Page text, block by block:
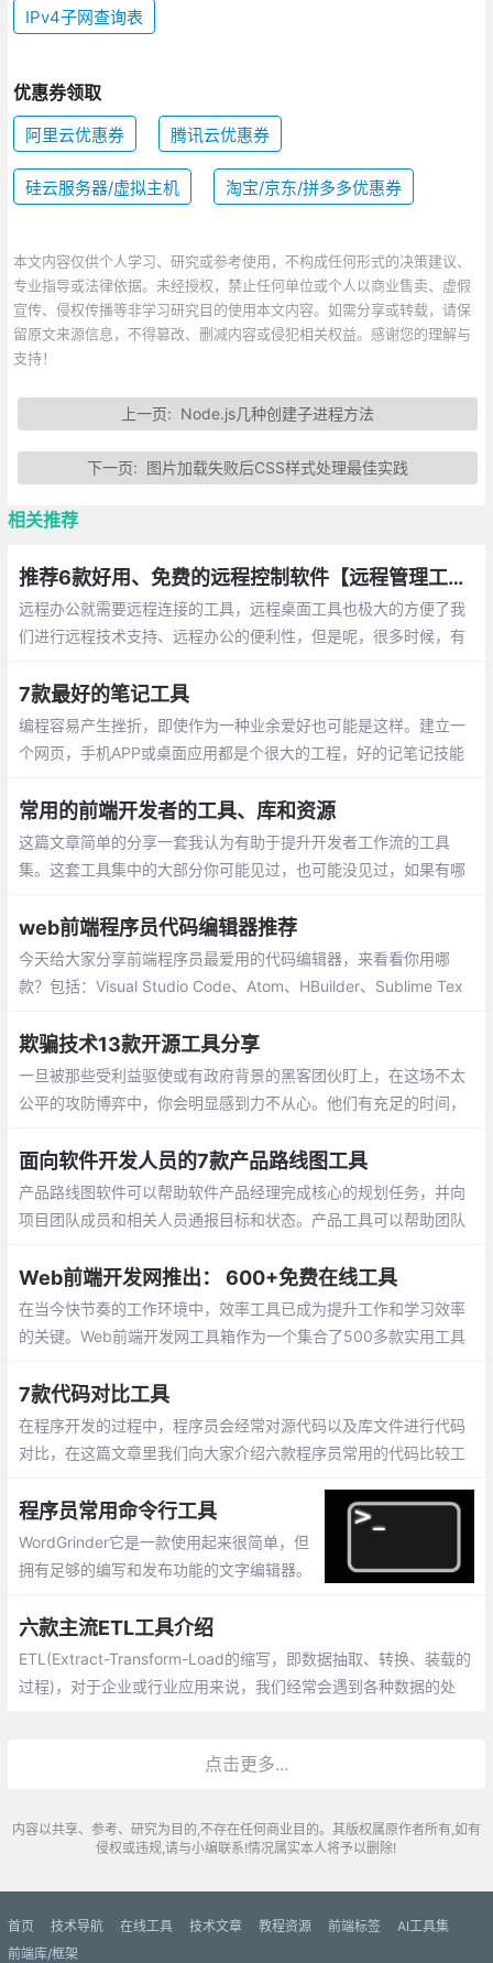
IPv4子网查询表
优惠券领取
阿里云优惠券 腾讯云优惠券
硅云服务器/虚拟主机 淘宝/京东/拼多多优惠券
本文内容仅供个人学习、研究或参考使用，不构成任何形式的决策建议、
专业指导或法律依据。未经授权，禁止任何单位或个人以商业售卖、虚假
宣传、侵权传播等非学习研究目的使用本文内容。如需分享或转载，请保
留原文来源信息，不得篡改、删减内容或侵犯相关权益。感谢您的理解与
支持！
上一页: Node.js几种创建子进程方法
下一页: 图片加载失败后CSS样式处理最佳实践
相关推荐
推荐6款好用、免费的远程控制软件【远程管理工具】
远程办公就需要远程连接的工具，远程桌面工具也极大的方便了我
们进行远程技术支持、远程办公的便利性，但是呢，很多时候，有
7款最好的笔记工具
编程容易产生挫折，即使作为一种业余爱好也可能是这样。建立一
个网页，手机APP或桌面应用都是个很大的工程，好的记笔记技能
法。
常用的前端开发者的工具、库和资源
这篇文章简单的分享一套我认为有助于提升开发者工作流的工具
集。这套工具集中的大部分你可能见过，也可能没见过，如果有哪
类的资源，所以这里我将它们分组整理。
web前端程序员代码编辑器推荐
今天给大家分享前端程序员最爱用的代码编
辑器，来看看你用哪款？包括：Visual Studi
t、Dreamweaver、Brackets、Notepad++
欺骗技术13款开源工具分享
一旦被那些受利益驱使或有政府背景的黑客团伙盯上，在这场不太
公平的攻防博弈中，你会明显感到力不从心。他们有充足的时间，
就可以大获全胜
面向软件开发人员的7款产品路线图工具
产品路线图软件可以帮助软件产品经理完成核心的规划任务，并向
项目团队成员和相关人员通报目标和状态。产品工具可以帮助团队
整个产品生命周期中步调一致
Web前端开发网推出： 600+免费在线工具
在当今快节奏的工作环境中，效率工具已成为提升工作和学习效率
的关键。Web前端开发网工具箱作为一个集合了500多款实用工具
下载安装、直接在浏览器中使用的便捷解决方案。
7款代码对比工具
在程序开发的过程中，程序员会经常对源代码以及库文件进行代码
对比，在这篇文章里我们向大家介绍六款程序员常用的代码比较工
程序员常用命令行工具
WordGrinder它是一款使用起来很简单，但
拥有足够的编写和发布功能的文字编辑器。
GNU Aspell：
六款主流ETL工具介绍
ETL(Extract-Transform-Load的缩写，即数据抽取、转换、装载的
过程)，对于企业或行业应用来说，我们经常会遇到各种数据的处
点击更多...
内容以共享、参考、研究为目的,不存在任何商业目的。其版权属原作者所有,如有
侵权或违规,请与小编联系!情况属实本人将予以删除!
首页 技术导航 在线工具 技术文章 教程资源 前端标签
AI工具集
前端库/框架